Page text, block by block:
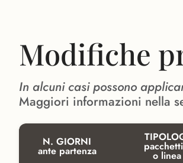
Modifiche
In alcuni casi possono
Maggiori informazioni nella
N. GIORNI
ante partenza o